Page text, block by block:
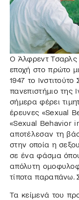
Ο Άλφρεντ Τσαρλς
εποχή στο πρώτο
1947 το
πανεπιστήμιο της
σήμερα φέρει
έρευνες «Sexual
«Sexual Behavior
αποτέλεσαν τη
στην οποία η
σε ένα φάσμα
απόλυτη
τίποτα παραπάνω.
Τα κείμενά του